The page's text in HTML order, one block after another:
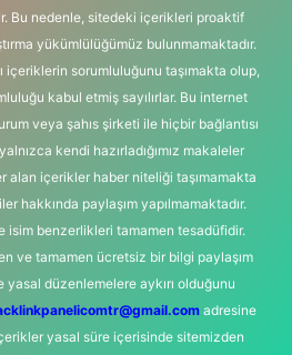
Bu nedenle, sitedeki içerikleri proaktif
yükümlülüğümüz bulunmamaktadır.
içeriklerin sorumluluğunu taşımakta olup,
kabul etmiş sayılırlar. Bu internet
veya şahıs şirketi ile hiçbir bağlantısı
kendi hazırladığımız makaleler
alan içerikler haber niteliği taşımamakta
hakkında paylaşım yapılmamaktadır.
isim benzerlikleri tamamen tesadüfidir.
ve tamamen ücretsiz bir bilgi paylaşım
düzenlemelere aykırı olduğunu
adresine
yasal süre içerisinde sitemizden